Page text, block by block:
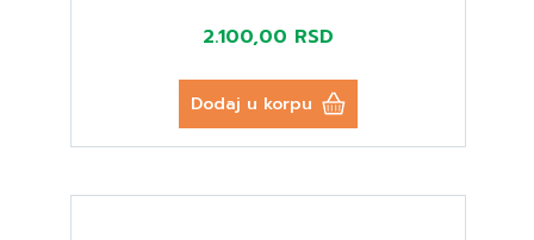
2.100,00 RSD
Dodaj u korpu